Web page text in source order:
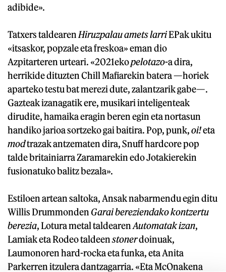
adibide».
Tatxers taldearen Hiruzpalau amets larriEPak ukitu
«itsaskor, popzale eta freskoa» eman dio
Azpitarteren urteari. «2021ekopelotazo-a dira,
herrikide dituzten Chill Mafiarekin batera —horiek
aparteko testu bat merezi dute, zalantzarik gabe—.
Gazteak izanagatik ere, musikari inteligenteak
dirudite, hamaika eragin beren egin eta nortasun
handiko jarioa sortzeko gai baitira. Pop, punk,oi!eta
modtrazak antzematen dira, Snuff hardcore pop
talde britainiarra Zaramarekin edo Jotakierekin
fusionatuko balitz bezala».
Estiloen artean saltoka, Ansak nabarmendu egin ditu
Willis Drummonden Garai bereziendako kontzertu
berezia, Lotura metal taldearenAutomatak izan,
Lamiak eta Rodeo taldeenstonerdoinuak,
Laumonoren hard-rocka eta funka, eta Anita
Parkerren itzulera dantzagarria. «Eta McOnakena